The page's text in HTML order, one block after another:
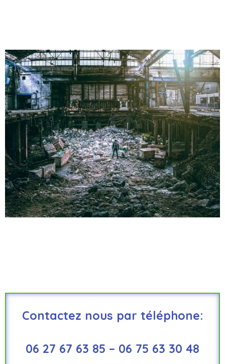
Contactez nous par téléphone:
06 27 67 63 85 – 06 75 63 30 48